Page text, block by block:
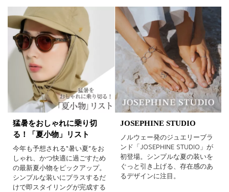
猛暑をおしゃれに乗り切
る！「夏小物」リスト
今年も予想される“暑い夏”をお
しゃれ、かつ快適に過ごすため
の最新夏小物をピックアップ。
シンプルな装いにプラスするだ
けで即スタイリングが完成する
JOSEPHINE STUDIO
ノルウェー発のジュエリーブラ
ンド「JOSEPHINE STUDIO」が
初登場。シンプルな夏の装いを
ぐっと引き上げる、存在感のあ
るデザインに注目。